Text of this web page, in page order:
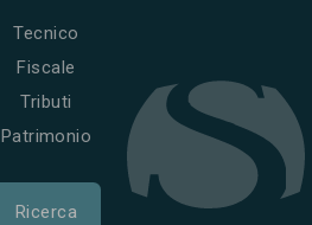
Tecnico
Fiscale
Tributi
Patrimonio
Ricerca